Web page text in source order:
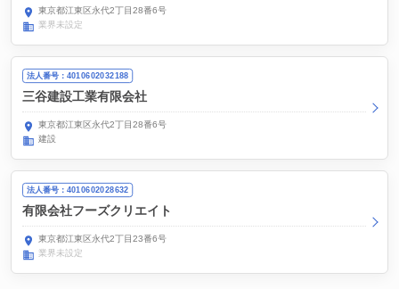
東京都江東区永代2丁目28番6号
業界未設定
法人番号：4010602032188
三谷建設工業有限会社
東京都江東区永代2丁目28番6号
建設
法人番号：4010602028632
有限会社フーズクリエイト
東京都江東区永代2丁目23番6号
業界未設定